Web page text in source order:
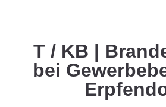
T / KB |
bei